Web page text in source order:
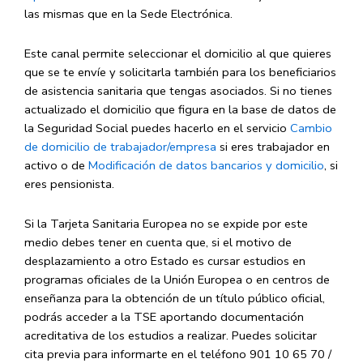
las mismas que en la Sede Electrónica.
Este canal permite seleccionar el domicilio al que quieres
que se te envíe y solicitarla también para los beneficiarios
de asistencia sanitaria que tengas asociados. Si no tienes
actualizado el domicilio que figura en la base de datos de
la Seguridad Social puedes hacerlo en el servicio Cambio
de domicilio de trabajador/empresa si eres trabajador en
activo o de Modificación de datos bancarios y domicilio, si
eres pensionista.
Si la Tarjeta Sanitaria Europea no se expide por este
medio debes tener en cuenta que, si el motivo de
desplazamiento a otro Estado es cursar estudios en
programas oficiales de la Unión Europea o en centros de
enseñanza para la obtención de un título público oficial,
podrás acceder a la TSE aportando documentación
acreditativa de los estudios a realizar. Puedes solicitar
cita previa para informarte en el teléfono 901 10 65 70 /